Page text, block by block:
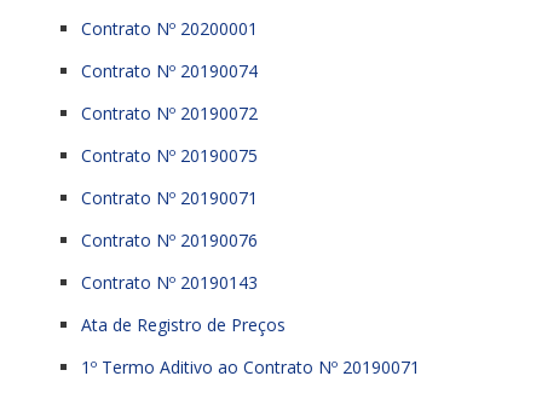
Contrato Nº 20200001
Contrato Nº 20190074
Contrato Nº 20190072
Contrato Nº 20190075
Contrato Nº 20190071
Contrato Nº 20190076
Contrato Nº 20190143
Ata de Registro de Preços
1º Termo Aditivo ao Contrato Nº 20190071